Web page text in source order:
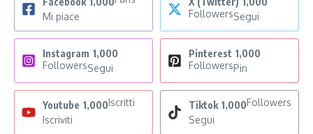
Mi piace
FollowersSegui
Instagram 1,000
FollowersSegui
Pinterest 1,000
FollowersPin
Youtube 1,000Iscritti
Iscriviti
Tiktok 1,000Followers
Segui